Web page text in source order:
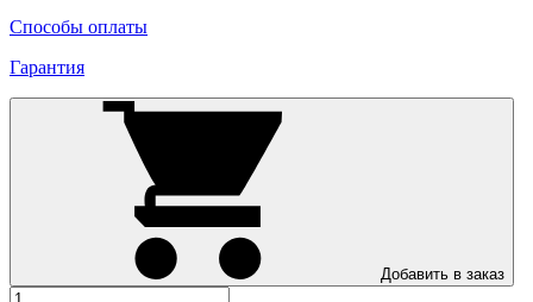
Способы оплаты
Гарантия
Добавить в заказ